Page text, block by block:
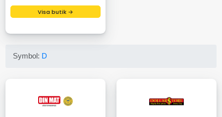
Visa butik →
Symbol: D